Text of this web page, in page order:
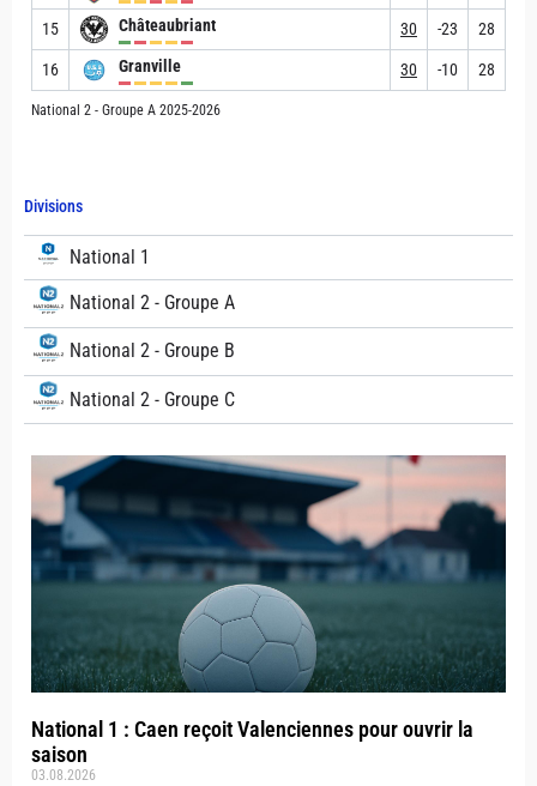
Divisions
National 1
National 2 - Groupe A
National 2 - Groupe B
National 2 - Groupe C
National 1 : Caen reçoit Valenciennes pour ouvrir la
saison
03.08.2026
15 Châteaubriant 30 -23 28
16 Granville 30 -10 28
National 2 - Groupe A 2025-2026